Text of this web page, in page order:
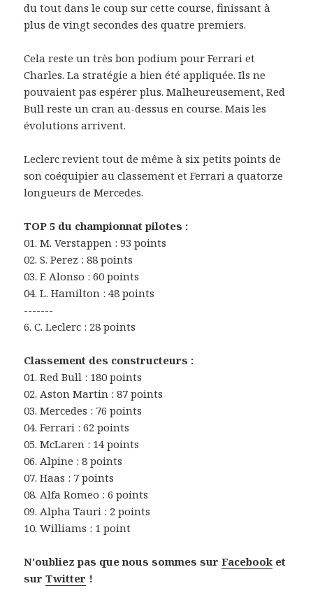
du tout dans le coup sur cette course, finissant à
plus de vingt secondes des quatre premiers.
Cela reste un très bon podium pour Ferrari et
Charles. La stratégie a bien été appliquée. Ils ne
pouvaient pas espérer plus. Malheureusement, Red
Bull reste un cran au-dessus en course. Mais les
évolutions arrivent.
Leclerc revient tout de même à six petits points de
son coéquipier au classement et Ferrari a quatorze
longueurs de Mercedes.
TOP 5 du championnat pilotes :
01. M. Verstappen : 93 points
02. S. Perez : 88 points
03. F. Alonso : 60 points
04. L. Hamilton : 48 points
-------
6. C. Leclerc : 28 points
Classement des constructeurs :
01. Red Bull : 180 points
02. Aston Martin : 87 points
03. Mercedes : 76 points
04. Ferrari : 62 points
05. McLaren : 14 points
06. Alpine : 8 points
07. Haas : 7 points
08. Alfa Romeo : 6 points
09. Alpha Tauri : 2 points
10. Williams : 1 point
N'oubliez pas que nous sommes surFacebooket
surTwitter !